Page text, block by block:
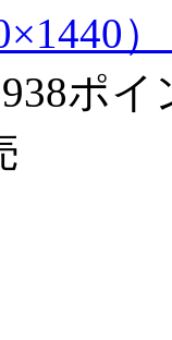
938ポ